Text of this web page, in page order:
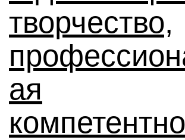
творчество,
ая